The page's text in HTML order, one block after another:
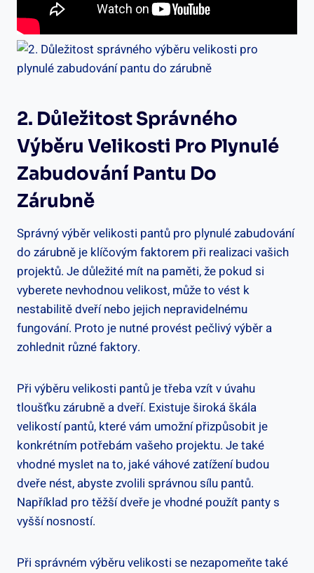
2. Důležitost Správného
Výběru Velikosti Pro Plynulé
Zabudování Pantu Do
Zárubně
Správný výběr velikosti pantů pro plynulé zabudování
do zárubně je klíčovým faktorem při realizaci vašich
projektů. Je důležité mít na paměti, že pokud si
vyberete nevhodnou velikost, může to vést k
nestabilitě dveří nebo jejich nepravidelnému
fungování. Proto je nutné provést pečlivý výběr a
zohlednit různé faktory.
Při výběru velikosti pantů je třeba vzít v úvahu
tloušťku zárubně a dveří. Existuje široká škála
velikostí pantů, které vám umožní přizpůsobit je
konkrétním potřebám vašeho projektu. Je také
vhodné myslet na to, jaké váhové zatížení budou
dveře nést, abyste zvolili správnou sílu pantů.
Například pro těžší dveře je vhodné použít panty s
vyšší nosností.
Při správném výběru velikosti se nezapomeňte také